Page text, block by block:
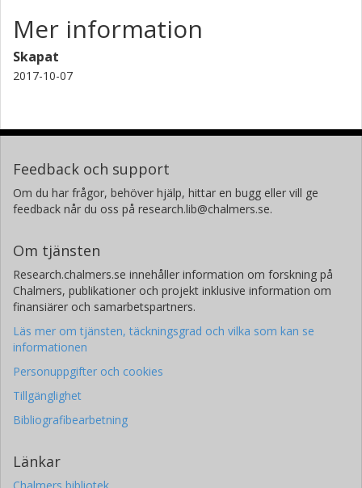
Mer information
Skapat
2017-10-07
Feedback och support
Om du har frågor, behöver hjälp, hittar en bugg eller vill ge
feedback når du oss på research.lib@chalmers.se.
Om tjänsten
Research.chalmers.se innehåller information om forskning på
Chalmers, publikationer och projekt inklusive information om
finansiärer och samarbetspartners.
Läs mer om tjänsten, täckningsgrad och vilka som kan se
informationen
Personuppgifter och cookies
Tillgänglighet
Bibliografibearbetning
Länkar